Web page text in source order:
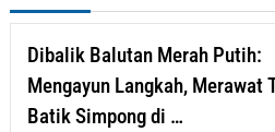
Dibalik Balutan Merah Putih:
Mengayun Langkah, Merawat
Batik Simpong di …